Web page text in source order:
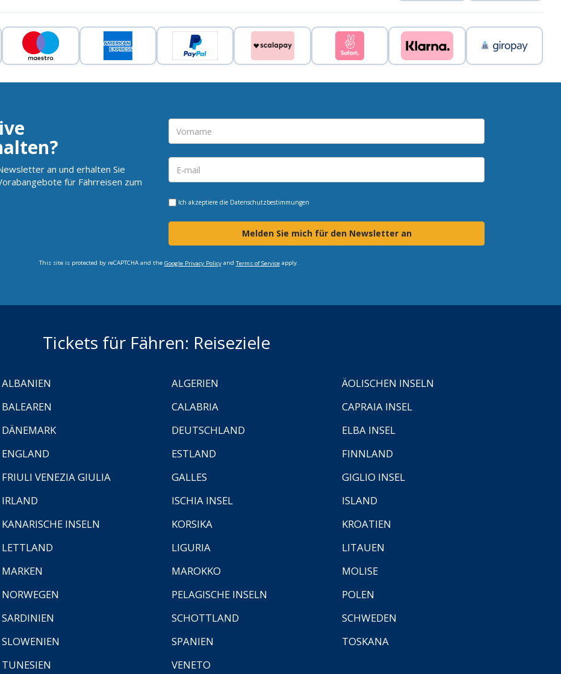
an und erhalten Sie
für Fährreisen zum
Ich akzeptiere die Datenschutzbestimmungen
Melden Sie mich für den Newsletter an
This site is protected by reCAPTCHA and the Google Privacy Policyand Terms of Serviceapply.
Tickets für Fähren: Reiseziele
ALBANIEN ALGERIEN
ÄOLISCHEN INSELN
BALEAREN CALABRIA
CAPRAIA INSEL
DÄNEMARK DEUTSCHLAND
ELBA INSEL
ENGLAND ESTLAND
FINNLAND
FRIULI VENEZIA GIULIA GALLES
GIGLIO INSEL
IRLAND ISCHIA INSEL
ISLAND
KANARISCHE INSELN KORSIKA
KROATIEN
LETTLAND LIGURIA
LITAUEN
MARKEN MAROKKO
MOLISE
NORWEGEN PELAGISCHE INSELN
POLEN
SARDINIEN SCHOTTLAND
SCHWEDEN
SLOWENIEN SPANIEN
TOSKANA
TUNESIEN VENETO